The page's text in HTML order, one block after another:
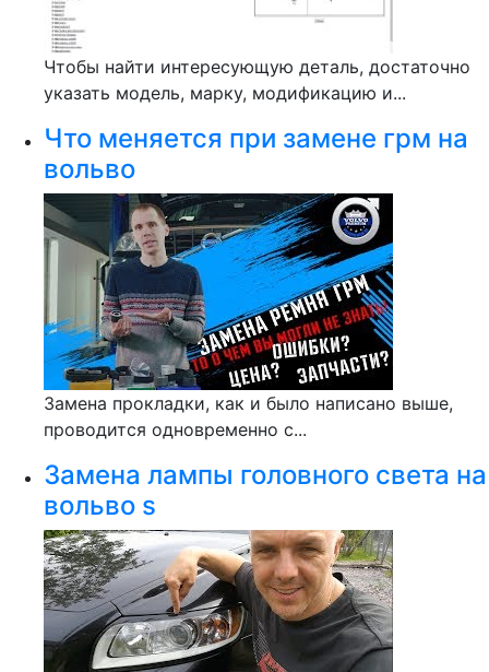
Чтобы найти интересующую деталь, достаточно
указать модель, марку, модификацию и...
Что меняется при замене грм на
вольво
Замена прокладки, как и было написано выше,
проводится одновременно с...
Замена лампы головного света на
вольво s